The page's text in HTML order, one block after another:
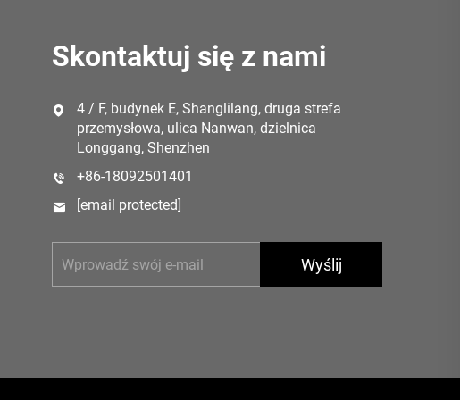
Skontaktuj się z nami
4 / F, budynek E, Shanglilang, druga strefa
przemysłowa, ulica Nanwan, dzielnica
Longgang, Shenzhen
+86-18092501401
[email protected]
Wyślij